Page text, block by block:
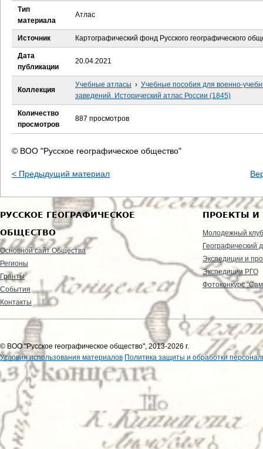
д
е
с
ь
Тип
материала
Атлас
Источник Картографический фонд Русского географического
Дата
публикации
20.04.2021
Коллекция
Учебные атласы › Учебные пособия для военно-
заведений. Исторический атлас России (1845)
Количество
просмотров
887 просмотров
© ВОО "Русское географическое общество"
< Предыдущий материал
РУССКОЕ ГЕОГРАФИЧЕСКОЕ
ОБЩЕСТВО
Основной сайт Общества
Регионы
Гранты
События
Контакты
ПРОЕКТЫ И
Молодежный клуб
Географический
Экспедиции и
Экспедиции РГО
Фотоконкурс
© ВОО "Русское географическое общество", 2013-2026 г.
Условия использования материалов Политика защиты и обработки